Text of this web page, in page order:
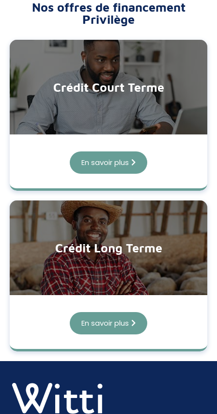
Nos offres de financement
Privilège
Crédit Court Terme
En savoir plus
Crédit Long Terme
En savoir plus